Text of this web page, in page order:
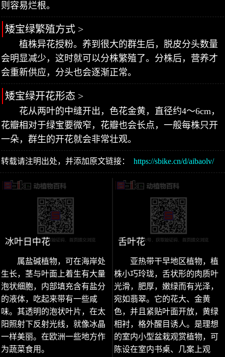
则容易烂根。
矮宝绿繁殖方式 >
植株异花授粉。养到很大的群生后，脱皮分头数量
会明显减少，这时就可以分株繁殖了。分株后，营养才
会重新供应，分头也会逐渐正常。
矮宝绿开花形态 >
花从两叶的中缝开出，色花金黄，直径约4～6cm，
花瓣相对于绿宝要微窄，花瓣也会长点，一般每株只开
一朵，群生的开花就会非常壮观。
转载请注明出处，并添加原文链接： https://sbike.cn/d/aibaolv/
冰叶日中花
属盐碱植物，可在海岸处
生长，茎与叶面上着生有大量
泡状细胞，内部填充含有盐分
的液体，吃起来带有一些咸
味。其透明的泡状叶片，在太
阳照射下反射光线，就像冰晶
一样美丽。在欧洲一些地方作
为蔬菜食用。
舌叶花
亚热带干早地区植物，植
株小巧玲珑，舌状形的肉质叶
光滑，肥厚，嫩绿而有光泽，
宛如翡翠。它的花大、金黄
色，并且紧贴叶面开放，黄绿
相衬，格外醒目诱人。是理想
的室内小型盆栽观赏植物，可
陈设在室内书桌、几案上观